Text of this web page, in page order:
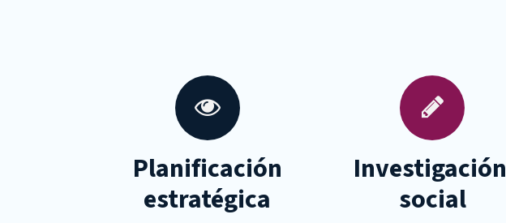
Planificación
estratégica
Investigación
social